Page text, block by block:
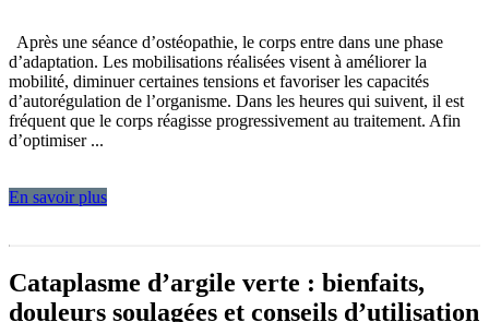
Après une séance d’ostéopathie, le corps entre dans une phase
d’adaptation. Les mobilisations réalisées visent à améliorer la
mobilité, diminuer certaines tensions et favoriser les capacités
d’autorégulation de l’organisme. Dans les heures qui suivent, il est
fréquent que le corps réagisse progressivement au traitement. Afin
d’optimiser ...
En savoir plus
Cataplasme d’argile verte : bienfaits,
douleurs soulagées et conseils d’utilisation